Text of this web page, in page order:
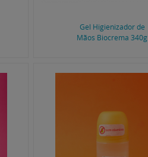
Gel Higienizador de
Mãos Biocrema 340g